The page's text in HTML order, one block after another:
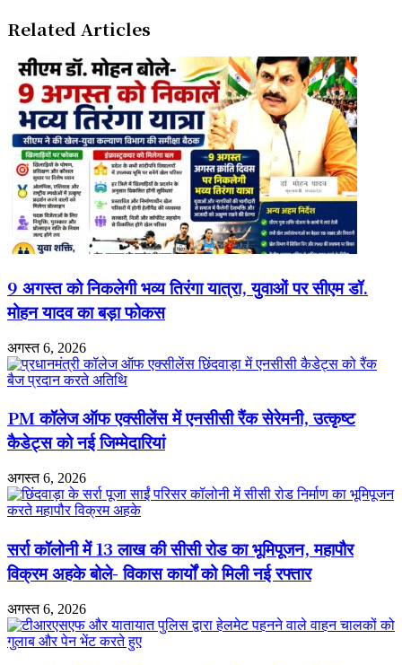
मरम्मत
तेज
मानसून
पहले
तैयारी
का
बड़ा
विस्तार:
211
नए
BSNL
4G
टॉवर
स्वीकृत
Related Articles
9 अगस्त को निकलेगी भव्य तिरंगा यात्रा, युवाओं पर सीएम डॉ.
मोहन यादव का बड़ा फोकस
अगस्त 6, 2026
PM कॉलेज ऑफ एक्सीलेंस में एनसीसी रैंक सेरेमनी, उत्कृष्ट
कैडेट्स को नई जिम्मेदारियां
अगस्त 6, 2026
सर्रा कॉलोनी में 13 लाख की सीसी रोड का भूमिपूजन, महापौर
विक्रम अहके बोले- विकास कार्यों को मिली नई रफ्तार
अगस्त 6, 2026